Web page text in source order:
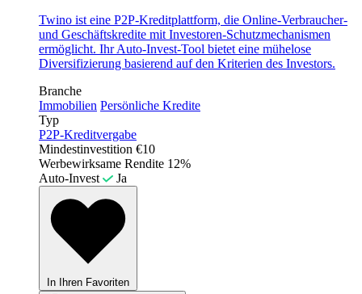
Twino ist eine P2P-Kreditplattform, die Online-Verbraucher-
und Geschäftskredite mit Investoren-Schutzmechanismen
ermöglicht. Ihr Auto-Invest-Tool bietet eine mühelose
Diversifizierung basierend auf den Kriterien des Investors.
Branche
Immobilien Persönliche Kredite
Typ
P2P-Kreditvergabe
Mindestinvestition €10
Werbewirksame Rendite 12%
Auto-Invest
Ja
In Ihren Favoriten